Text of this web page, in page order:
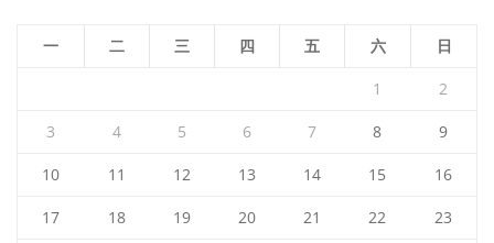
一 二 三 四 五 六 日
1 2
3 4 5 6 7 8 9
10 11 12 13 14 15 16
17 18 19 20 21 22 23